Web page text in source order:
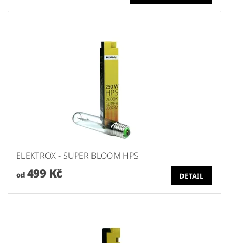
ELEKTROX - SUPER BLOOM HPS
od499 Kč DETAIL